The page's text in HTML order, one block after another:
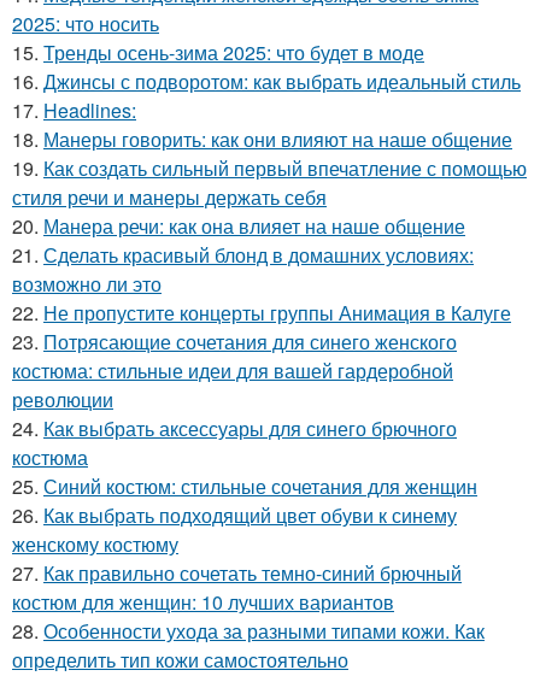
2025: что носить
15. Тренды осень-зима 2025: что будет в моде
16. Джинсы с подворотом: как выбрать идеальный стиль
17. Headlines:
18. Манеры говорить: как они влияют на наше общение
19. Как создать сильный первый впечатление с помощью
стиля речи и манеры держать себя
20. Манера речи: как она влияет на наше общение
21. Сделать красивый блонд в домашних условиях:
возможно ли это
22. Не пропустите концерты группы Анимация в Калуге
23. Потрясающие сочетания для синего женского
костюма: стильные идеи для вашей гардеробной
революции
24. Как выбрать аксессуары для синего брючного
костюма
25. Синий костюм: стильные сочетания для женщин
26. Как выбрать подходящий цвет обуви к синему
женскому костюму
27. Как правильно сочетать темно-синий брючный
костюм для женщин: 10 лучших вариантов
28. Особенности ухода за разными типами кожи. Как
определить тип кожи самостоятельно